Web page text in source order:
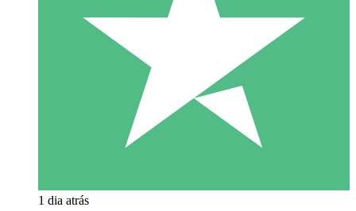
1 dia atrás